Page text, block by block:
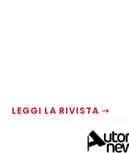
LEGGI LA RIVISTA ⇢